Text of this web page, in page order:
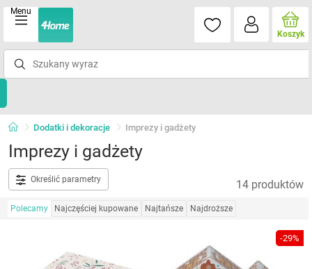
Menu
Koszyk
Dodatki i dekoracje Imprezy i gadżety
Imprezy i gadżety
Określić parametry 14 produktów
Polecamy Najczęściej kupowane Najtańsze Najdroższe
-29%